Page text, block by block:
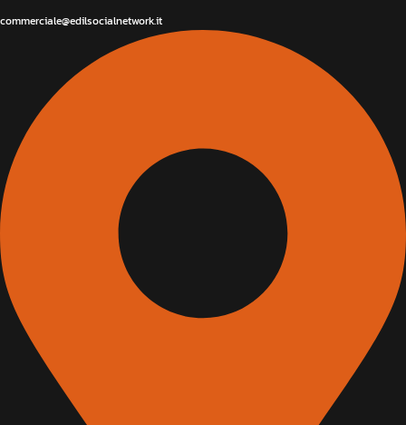
commerciale@edilsocialnetwork.it